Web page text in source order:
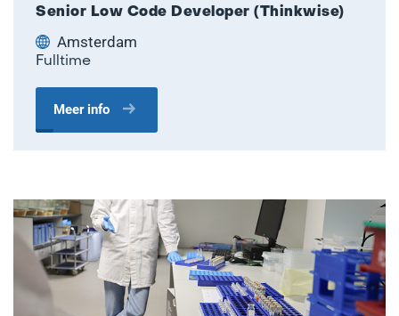
Senior Low Code Developer (Thinkwise)
Amsterdam
Fulltime
Meer info